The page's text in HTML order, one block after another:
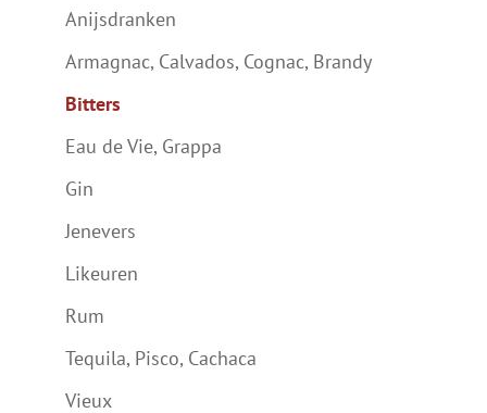
Anijsdranken
Armagnac, Calvados, Cognac, Brandy
Bitters
Eau de Vie, Grappa
Gin
Jenevers
Likeuren
Rum
Tequila, Pisco, Cachaca
Vieux